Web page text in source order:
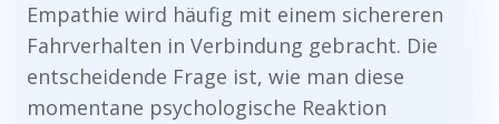
Empathie wird häufig mit einem sichereren
Fahrverhalten in Verbindung gebracht. Die
entscheidende Frage ist, wie man diese
momentane psychologische Reaktion